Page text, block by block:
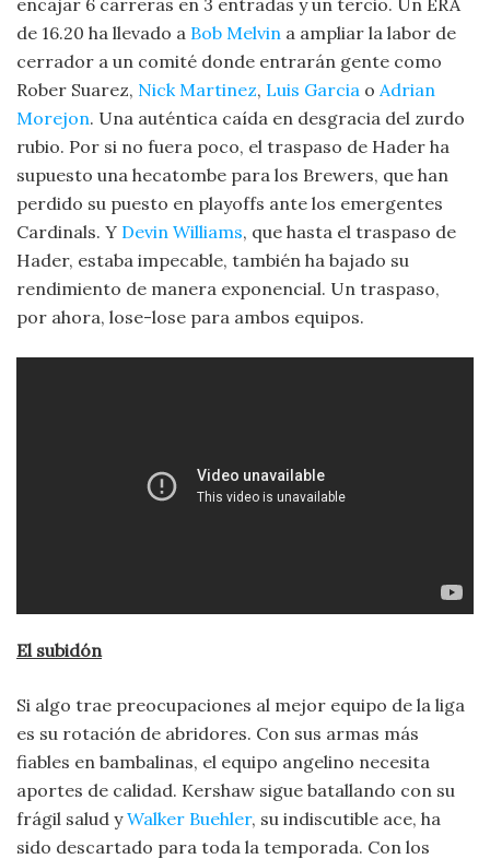
de 16.20 ha llevado a Bob Melvin a ampliar la labor de
cerrador a un comité donde entrarán gente como
Rober Suarez, Nick Martinez, Luis Garcia o Adrian
Morejon. Una auténtica caída en desgracia del zurdo
rubio. Por si no fuera poco, el traspaso de Hader ha
supuesto una hecatombe para los Brewers, que han
perdido su puesto en playoffs ante los emergentes
Cardinals. Y Devin Williams, que hasta el traspaso de
Hader, estaba impecable, también ha bajado su
rendimiento de manera exponencial. Un traspaso,
por ahora, lose-lose para ambos equipos.
El subidón
Si algo trae preocupaciones al mejor equipo de la liga
es su rotación de abridores. Con sus armas más
fiables en bambalinas, el equipo angelino necesita
aportes de calidad. Kershaw sigue batallando con su
frágil salud yWalker Buehler, su indiscutible ace, ha
sido descartado para toda la temporada. Con los